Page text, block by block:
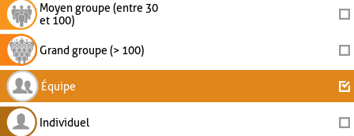
Moyen groupe (entre 30
et 100)
Grand groupe (> 100)
Équipe
Individuel